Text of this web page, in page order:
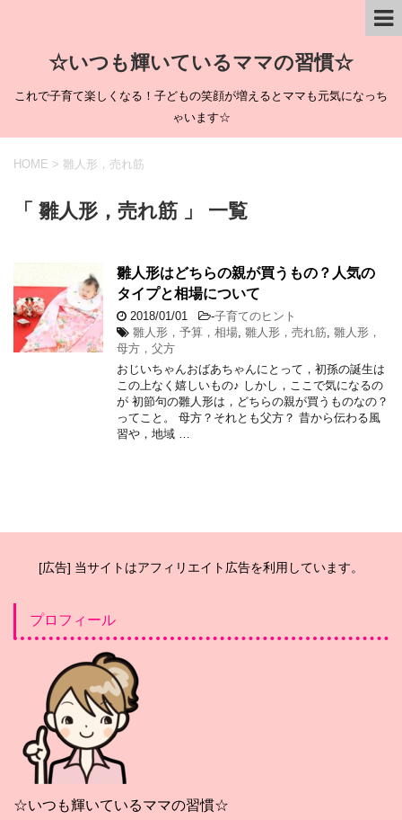
☆いつも輝いているママの習慣☆
これで子育て楽しくなる！子どもの笑顔が増えるとママも元気になっち
ゃいます☆
HOME > 雛人形，売れ筋
「 雛人形，売れ筋 」 一覧
雛人形はどちらの親が買うもの？人気の
タイプと相場について
2018/01/01 -子育てのヒント
雛人形，予算，相場 雛人形，売れ筋 雛人形，
母方，父方
おじいちゃんおばあちゃんにとって，初孫の誕生は
この上なく嬉しいもの♪ しかし，ここで気になるの
が 初節句の雛人形は，どちらの親が買うものなの？
ってこと。 母方？それとも父方？ 昔から伝わる風
習や，地域 …
[広告] 当サイトはアフィリエイト広告を利用しています。
プロフィール
☆いつも輝いているママの習慣☆